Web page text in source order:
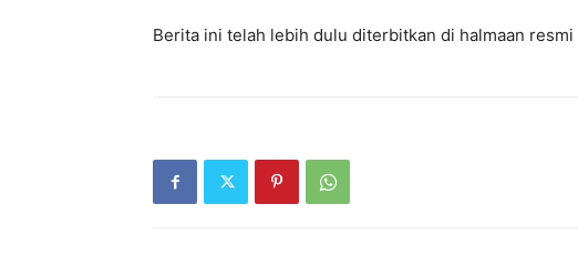
Berita ini telah lebih dulu diterbitkan di halmaan resmi